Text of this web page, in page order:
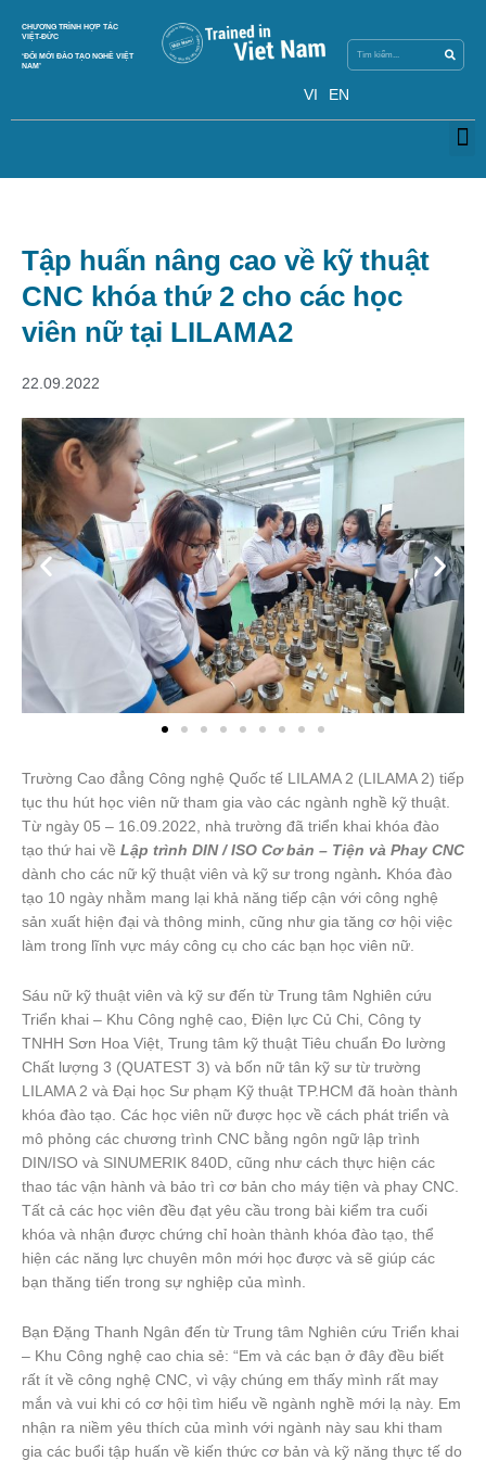
content
CHƯƠNG TRÌNH HỢP TÁC
VIỆT-ĐỨC
‘ĐỔI MỚI ĐÀO TẠO NGHỀ VIỆT
NAM’
VI EN
Tập huấn nâng cao về kỹ thuật
CNC khóa thứ 2 cho các học
viên nữ tại LILAMA2
22.09.2022
Trường Cao đẳng Công nghệ Quốc tế LILAMA 2 (LILAMA 2) tiếp
tục thu hút học viên nữ tham gia vào các ngành nghề kỹ thuật.
Từ ngày 05 – 16.09.2022, nhà trường đã triển khai khóa đào
tạo thứ hai về Lập trình DIN / ISO Cơ bản – Tiện và Phay CNC
dành cho các nữ kỹ thuật viên và kỹ sư trong ngành. Khóa đào
tạo 10 ngày nhằm mang lại khả năng tiếp cận với công nghệ
sản xuất hiện đại và thông minh, cũng như gia tăng cơ hội việc
làm trong lĩnh vực máy công cụ cho các bạn học viên nữ.
Sáu nữ kỹ thuật viên và kỹ sư đến từ Trung tâm Nghiên cứu
Triển khai – Khu Công nghệ cao, Điện lực Củ Chi, Công ty
TNHH Sơn Hoa Việt, Trung tâm kỹ thuật Tiêu chuẩn Đo lường
Chất lượng 3 (QUATEST 3) và bốn nữ tân kỹ sư từ trường
LILAMA 2 và Đại học Sư phạm Kỹ thuật TP.HCM đã hoàn thành
khóa đào tạo. Các học viên nữ được học về cách phát triển và
mô phỏng các chương trình CNC bằng ngôn ngữ lập trình
DIN/ISO và SINUMERIK 840D, cũng như cách thực hiện các
thao tác vận hành và bảo trì cơ bản cho máy tiện và phay CNC.
Tất cả các học viên đều đạt yêu cầu trong bài kiểm tra cuối
khóa và nhận được chứng chỉ hoàn thành khóa đào tạo, thể
hiện các năng lực chuyên môn mới học được và sẽ giúp các
bạn thăng tiến trong sự nghiệp của mình.
Bạn Đặng Thanh Ngân đến từ Trung tâm Nghiên cứu Triển khai
– Khu Công nghệ cao chia sẻ: “Em và các bạn ở đây đều biết
rất ít về công nghệ CNC, vì vậy chúng em thấy mình rất may
mắn và vui khi có cơ hội tìm hiểu về ngành nghề mới lạ này. Em
nhận ra niềm yêu thích của mình với ngành này sau khi tham
gia các buổi tập huấn về kiến thức cơ bản và kỹ năng thực tế do